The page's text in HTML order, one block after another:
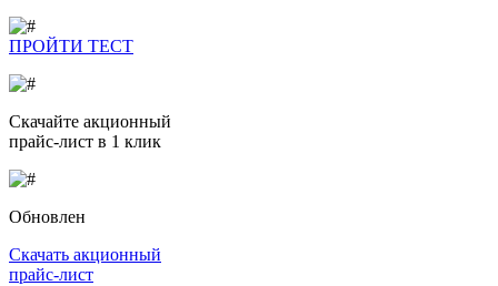
ПРОЙТИ ТЕСТ
Скачайте акционный
прайс-лист в 1 клик
Обновлен
Скачать акционный
прайс-лист